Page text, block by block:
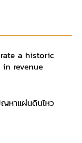
a historic
revenue
หาแผ่นดินไหว